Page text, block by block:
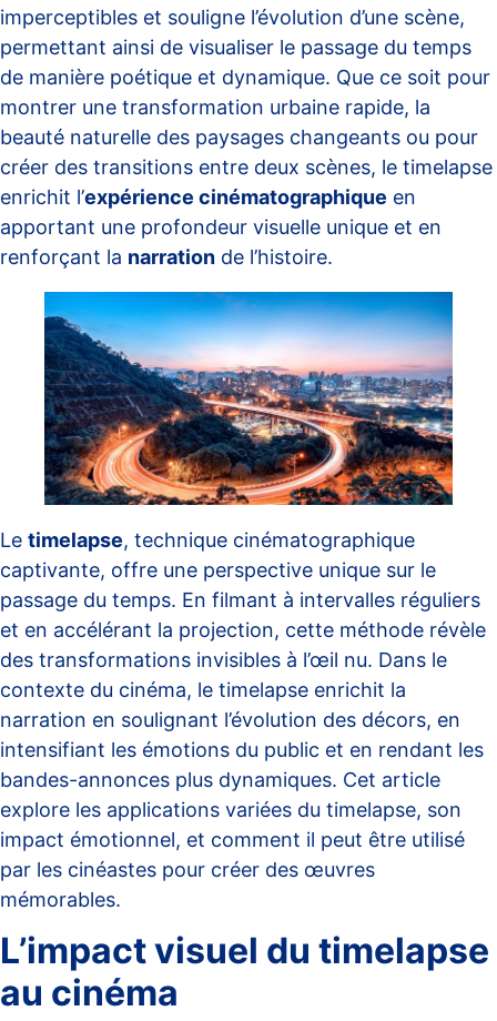
imperceptibles et souligne l’évolution d’une scène,
permettant ainsi de visualiser le passage du temps
de manière poétique et dynamique. Que ce soit pour
montrer une transformation urbaine rapide, la
beauté naturelle des paysages changeants ou pour
créer des transitions entre deux scènes, le timelapse
enrichit l’expérience cinématographique en
apportant une profondeur visuelle unique et en
renforçant la narration de l’histoire.
Le timelapse, technique cinématographique
captivante, offre une perspective unique sur le
passage du temps. En filmant à intervalles réguliers
et en accélérant la projection, cette méthode révèle
des transformations invisibles à l’œil nu. Dans le
contexte du cinéma, le timelapse enrichit la
narration en soulignant l’évolution des décors, en
intensifiant les émotions du public et en rendant les
bandes-annonces plus dynamiques. Cet article
explore les applications variées du timelapse, son
impact émotionnel, et comment il peut être utilisé
par les cinéastes pour créer des œuvres
mémorables.
L’impact visuel du timelapse
au cinéma